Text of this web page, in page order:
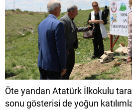
Öte yandan Atatürk İlkokulu
sonu gösterisi de yoğun